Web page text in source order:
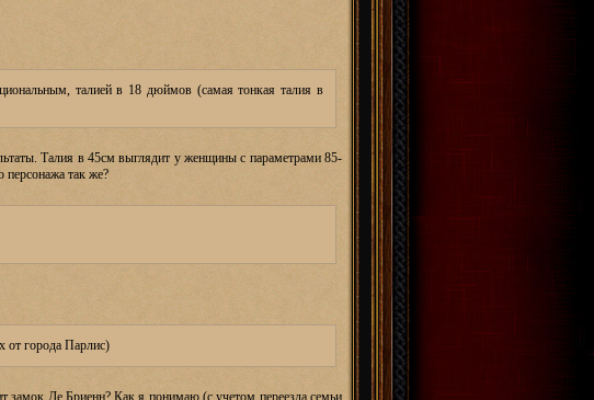
талией в 18 дюймов (самая тонкая талия в
Талия в 45см выглядит у женщины с параметрами 85-
персонажа так же?
от города Парлис)
замок Де Бриенн? Как я понимаю (с учетом переезда семьи